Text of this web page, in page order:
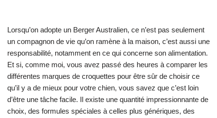
Lorsqu’on adopte un Berger Australien, ce n’est pas seulement
un compagnon de vie qu’on ramène à la maison, c’est aussi une
responsabilité, notamment en ce qui concerne son alimentation.
Et si, comme moi, vous avez passé des heures à comparer les
différentes marques de croquettes pour être sûr de choisir ce
qu’il y a de mieux pour votre chien, vous savez que c’est loin
d’être une tâche facile. Il existe une quantité impressionnante de
choix, des formules spéciales à celles plus génériques, des